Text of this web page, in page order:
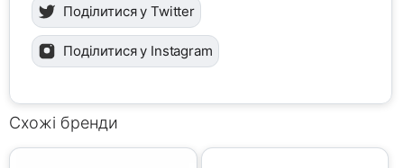
Поділитися у Twitter
Поділитися у Instagram
Схожі бренди